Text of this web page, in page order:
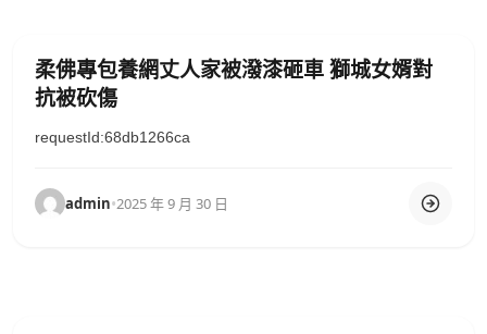
柔佛專包養網丈人家被潑漆砸車 獅城女婿對
抗被砍傷
requestId:68db1266ca
admin•2025 年 9 月 30 日